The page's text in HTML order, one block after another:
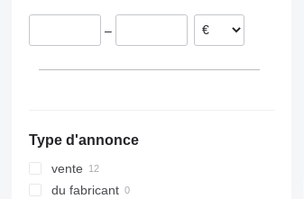
312
318
319
320
435S
8018
8025
8026
3369
Pecolift
R-series
Toucan
SD
XR
–
Type d'annonce
vente
du fabricant